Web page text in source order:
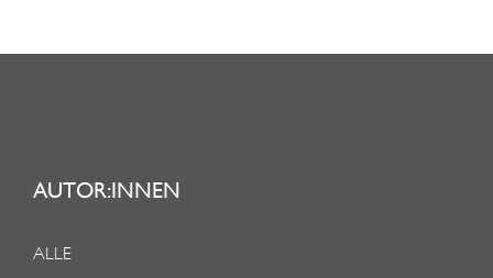
AUTOR:INNEN
ALLE